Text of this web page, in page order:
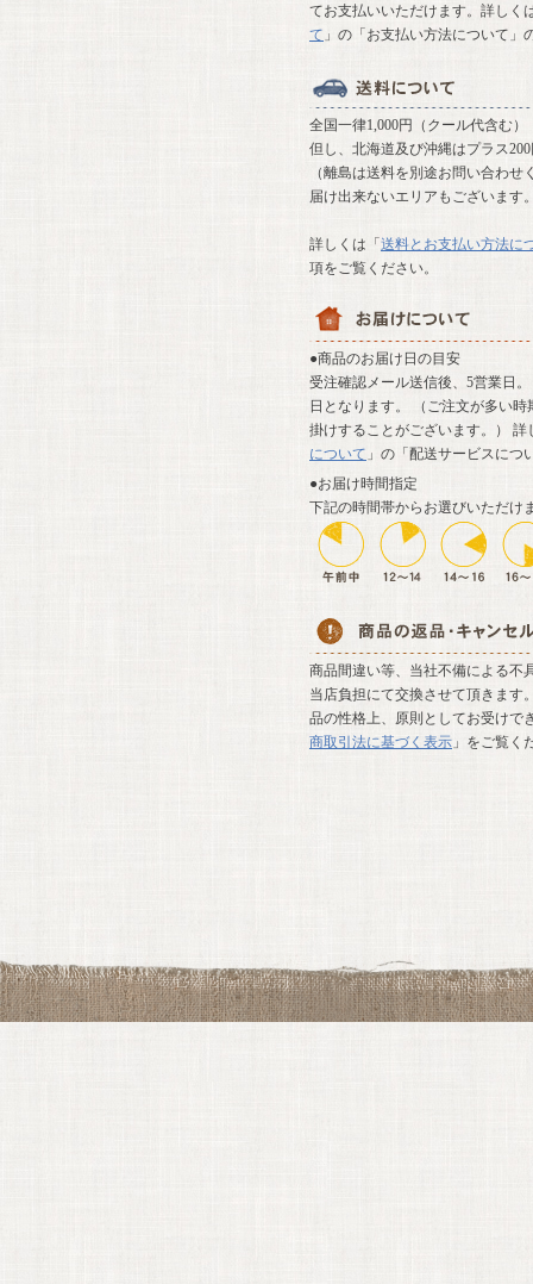
てお支払いいただけます。詳しく
て 」の「お支払い方法について」
全国一律1,000円（クール代含む）
但し、北海道及び沖縄はプラス
（離島は送料を別途お問い合わ
届け出来ないエリアもございます
詳しくは「 送料とお支払い方法に
項をご覧ください。
●商品のお届け日の目安
受注確認メール送信後、5営業日
日となります。 （ご注文が多い
掛けすることがございます。） 詳
について 」の「配送サービスにつ
●お届け時間指定
下記の時間帯からお選びいただけ
商品間違い等、当社不備による不
当店負担にて交換させて頂きます
品の性格上、原則としてお受けで
商取引法に基づく表示 」をご覧く